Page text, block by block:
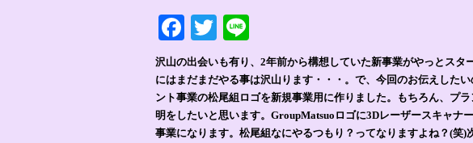
Facebook
Twitter
沢山の出会いも有り、2年前から構想していた新事業がやっとスタ
にはまだまだやる事は沢山ります・・・。で、今回のお伝えした
ント事業の松尾組ロゴを新規事業用に作りました。もちろん、プ
明をしたいと思います。GroupMatsuoロゴに3Dレーザースキャナ
事業になります。松尾組なにやるつもり？ってなりますよね？(笑)